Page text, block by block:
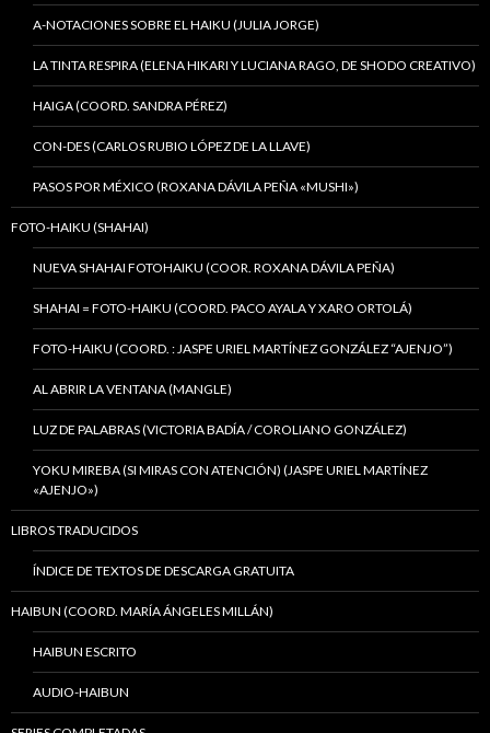
A-NOTACIONES SOBRE EL HAIKU (JULIA JORGE)
LA TINTA RESPIRA (ELENA HIKARI Y LUCIANA RAGO, DE SHODO CREATIVO)
HAIGA (COORD. SANDRA PÉREZ)
CON-DES (CARLOS RUBIO LÓPEZ DE LA LLAVE)
PASOS POR MÉXICO (ROXANA DÁVILA PEÑA «MUSHI»)
FOTO-HAIKU (SHAHAI)
NUEVA SHAHAI FOTOHAIKU (COOR. ROXANA DÁVILA PEÑA)
SHAHAI = FOTO-HAIKU (COORD. PACO AYALA Y XARO ORTOLÁ)
FOTO-HAIKU (COORD. : JASPE URIEL MARTÍNEZ GONZÁLEZ “AJENJO”)
AL ABRIR LA VENTANA (MANGLE)
LUZ DE PALABRAS (VICTORIA BADÍA / COROLIANO GONZÁLEZ)
YOKU MIREBA (SI MIRAS CON ATENCIÓN) (JASPE URIEL MARTÍNEZ
«AJENJO»)
LIBROS TRADUCIDOS
ÍNDICE DE TEXTOS DE DESCARGA GRATUITA
HAIBUN (COORD. MARÍA ÁNGELES MILLÁN)
HAIBUN ESCRITO
AUDIO-HAIBUN